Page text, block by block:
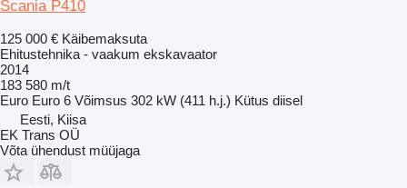
Scania P410
125 000 € Käibemaksuta
Ehitustehnika - vaakum ekskavaator
2014
183 580 m/t
Euro Euro 6 Võimsus 302 kW (411 h.j.) Kütus diisel
Eesti, Kiisa
EK Trans OÜ
Võta ühendust müüjaga